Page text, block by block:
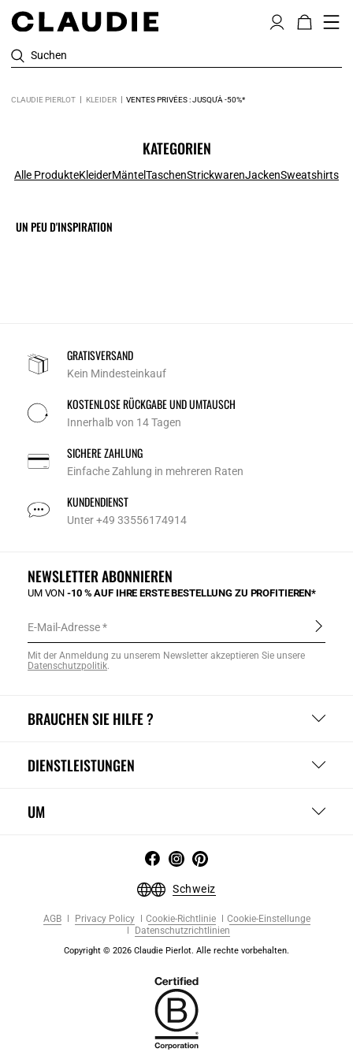
Suchen
CLAUDIE PIERLOT KLEIDER VENTES PRIVÉES : JUSQU'À -50%*
KATEGORIEN
Alle ProdukteKleiderMäntelTaschenStrickwarenJackenSweatshirts
UN PEU D'INSPIRATION
GRATISVERSAND
Kein Mindesteinkauf
KOSTENLOSE RÜCKGABE UND UMTAUSCH
Innerhalb von 14 Tagen
SICHERE ZAHLUNG
Einfache Zahlung in mehreren Raten
KUNDENDIENST
Unter +49 33556174914
BRAUCHEN SIE HILFE ?
DIENSTLEISTUNGEN
UM
NEWSLETTER ABONNIEREN
UM VON-10 % AUF IHRE ERSTE BESTELLUNG ZU PROFITIEREN*
E-Mail-Adresse
Mit der Anmeldung zu unserem Newsletter akzeptieren Sie unsere
Datenschutzpolitik.
Schweiz
AGB Privacy Policy Cookie-Richtlinie
Cookie-Einstellunge
Datenschutzrichtlinien
Copyright © 2026 Claudie Pierlot. Alle rechte vorbehalten.